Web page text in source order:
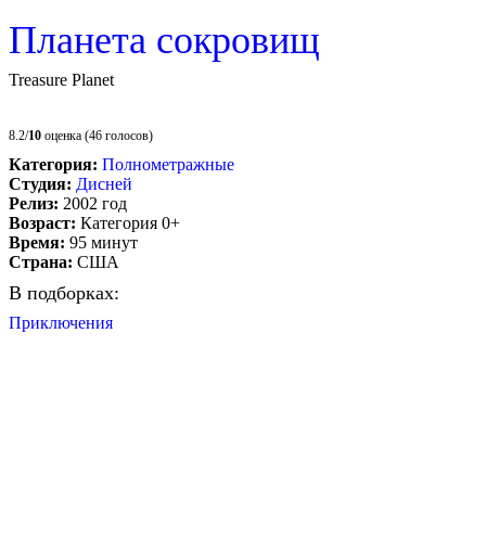
Планета сокровищ
Treasure Planet
8.2/10 оценка (46 голосов)
Категория: Полнометражные
Студия: Дисней
Релиз: 2002 год
Возраст: Категория 0+
Время: 95 минут
Страна: США
В подборках:
Приключения